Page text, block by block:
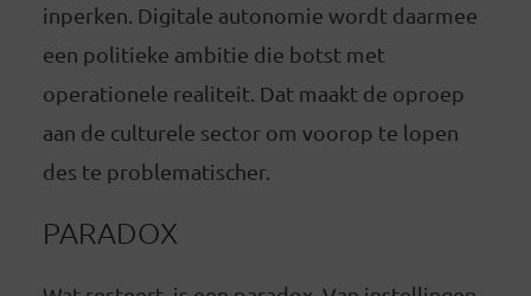
inperken. Digitale autonomie wordt daarmee
een politieke ambitie die botst met
operationele realiteit. Dat maakt de oproep
aan de culturele sector om voorop te lopen
des te problematischer.
PARADOX